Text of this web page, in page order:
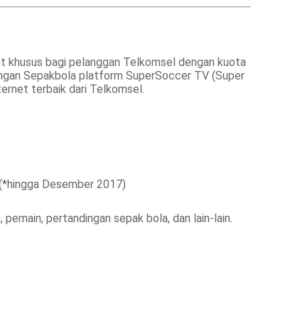
khusus bagi pelanggan Telkomsel dengan kuota
Sepakbola platform SuperSoccer TV (Super
terbaik dari Telkomsel.
Desember 2017)
pertandingan sepak bola, dan lain-lain.